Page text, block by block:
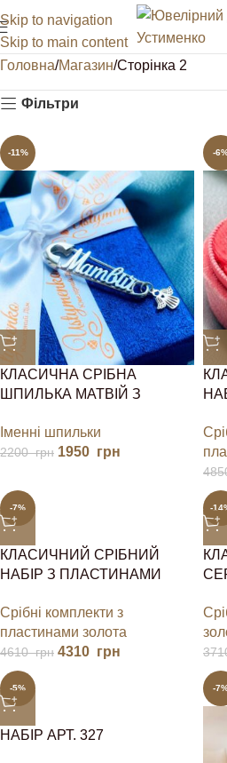
Skip to navigation
Skip to main content
Головна Магазин Сторінка 2
Фільтри
-11%
КЛАСИЧНА СРІБНА
ШПИЛЬКА МАТВІЙ З
Іменні шпильки
2200грн 1950 грн
-
-7%
КЛАСИЧНИЙ СРІБНИЙ
НАБІР З ПЛАСТИНАМИ
Срібні комплекти з
пластинами золота
4610грн 4310 грн
-
-5%
НАБІР АРТ. 327
-